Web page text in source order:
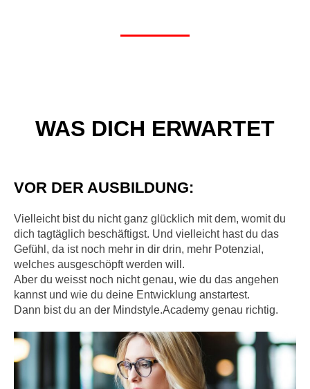
WAS DICH ERWARTET
VOR DER AUSBILDUNG:
Vielleicht bist du nicht ganz glücklich mit dem, womit du
dich tagtäglich beschäftigst. Und vielleicht hast du das
Gefühl, da ist noch mehr in dir drin, mehr Potenzial,
welches ausgeschöpft werden will.
Aber du weisst noch nicht genau, wie du das angehen
kannst und wie du deine Entwicklung anstartest.
Dann bist du an der Mindstyle.Academy genau richtig.